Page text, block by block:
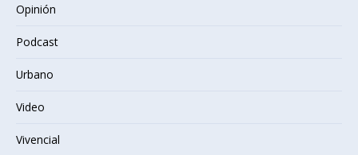
Opinión
Podcast
Urbano
Video
Vivencial